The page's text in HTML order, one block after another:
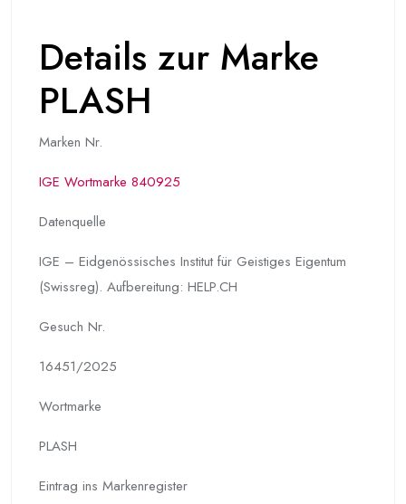
Details zur Marke
PLASH
Marken Nr.
IGE Wortmarke 840925
Datenquelle
IGE – Eidgenössisches Institut für Geistiges Eigentum
(Swissreg). Aufbereitung: HELP.CH
Gesuch Nr.
16451/2025
Wortmarke
PLASH
Eintrag ins Markenregister